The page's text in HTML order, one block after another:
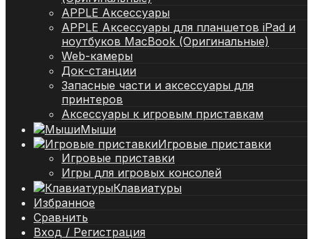
APPLE Аксессуары
APPLE Аксессуары для планшетов iPad и
ноутбуков MacBook (Оригинальные)
Web-камеры
Док-станции
Запасные части и аксессуары для
принтеров
Аксессуары к игровым приставкам
Мыши
Игровые приставки
Игровые приставки
Игры для игровых консолей
Клавиатуры
Избранное
Сравнить
Вход / Регистрация